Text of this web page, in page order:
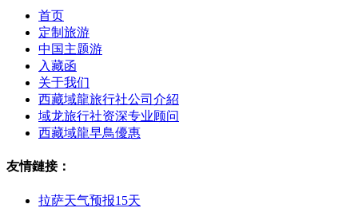
首页
定制旅游
中国主题游
入藏函
关于我们
西藏域龍旅行社公司介紹
域龙旅行社资深专业顾问
西藏域龍早鳥優惠
友情鏈接：
拉萨天气预报15天